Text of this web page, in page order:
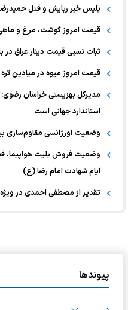
پلیس خبر ربایش و قتل حمیدرضا
قیمت امروز گوشت، مرغ و
ثبات نسبی قیمت دینار عراق در
قیمت امروز میوه در میادین
مدیرکل بهزیستی خراسان رضوی:
استاندارد جهانی است
وضعیت اورژانسی مقاوم‌سازی
وضعیت فروش بلیت هواپیما،
ایام شهادت امام رضا (ع)
تقدیر از مصطفی احمدی در
پیوندها